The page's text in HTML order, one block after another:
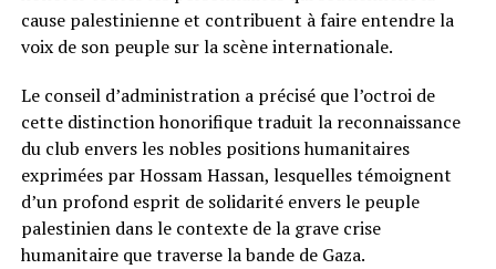
cause palestinienne et contribuent à faire entendre la
voix de son peuple sur la scène internationale.
Le conseil d’administration a précisé que l’octroi de
cette distinction honorifique traduit la reconnaissance
du club envers les nobles positions humanitaires
exprimées par Hossam Hassan, lesquelles témoignent
d’un profond esprit de solidarité envers le peuple
palestinien dans le contexte de la grave crise
humanitaire que traverse la bande de Gaza.